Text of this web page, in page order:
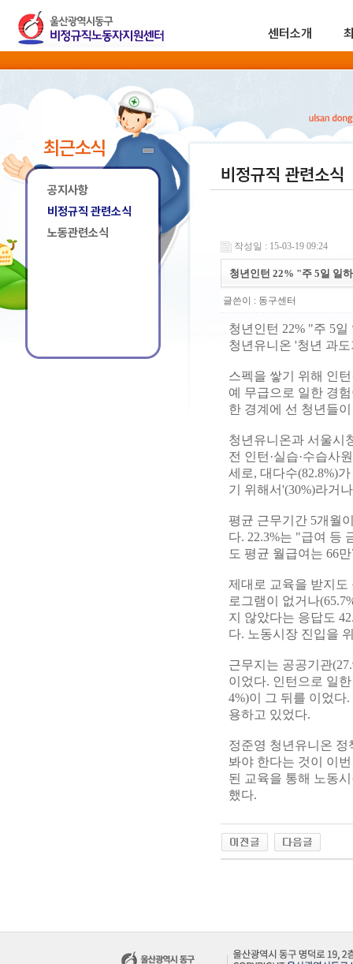
센터소개
최근소식
공지사항
비정규직 관련소식
노동관련소식
비정규직 관련소식
작성일 : 15-03-19 09:24
청년인턴 22% "주 5일 일
글쓴이 : 동구센터
청년인턴 22% "주 5
청년유니온 '청년 과
스펙을 쌓기 위해 인
예 무급으로 일한 경
한 경계에 선 청년들
청년유니온과 서울시
전 인턴·실습·수습사
세로, 대다수(82.8%)
기 위해서'(30%)라거
평균 근무기간 5개월
다. 22.3%는 "급여 등
도 평균 월급여는 66
제대로 교육을 받지도
로그램이 없거나
지 않았다는 응답도
다. 노동시장 진입을
근무지는 공공기관
이었다. 인턴으로 일
4%)이 그 뒤를 이었
용하고 있었다.
정준영 청년유니온
봐야 한다는 것이 이
된 교육을 통해 노동
했다.